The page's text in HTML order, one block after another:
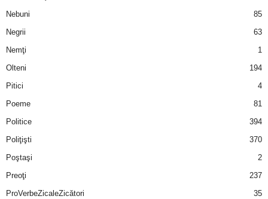
Nebuni
85
Negrii
63
Nemţi
1
Olteni
194
Pitici
4
Poeme
81
Politice
394
Poliţişti
370
Poştaşi
2
Preoţi
237
ProVerbeZicaleZicători
35